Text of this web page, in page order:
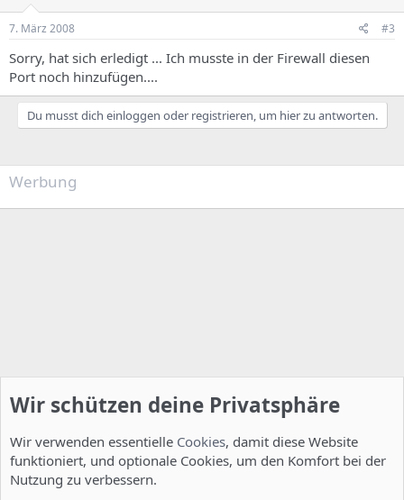
7. März 2008 #3
Sorry, hat sich erledigt ... Ich musste in der Firewall diesen
Port noch hinzufügen....
Du musst dich einloggen oder registrieren, um hier zu antworten.
Werbung
Wir schützen deine Privatsphäre
Wir verwenden essentielle Cookies, damit diese Website
funktioniert, und optionale Cookies, um den Komfort bei der
Nutzung zu verbessern.